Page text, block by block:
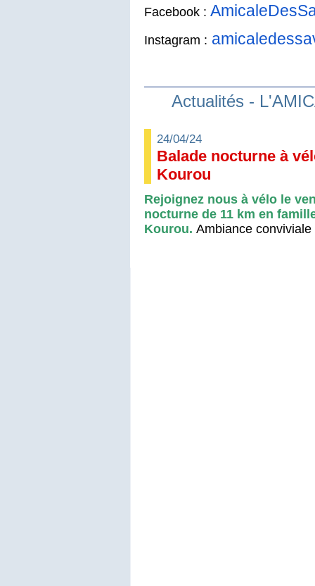
Facebook :
Instagram :
Actualités -
24/04/24
Balade nocturne à
Kourou
Rejoignez nous à vélo le
nocturne de 11 km en
Kourou. Ambiance